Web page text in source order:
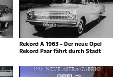
Rekord A 1963 - Der neue Opel
Rekord Paar fährt durch Stadt